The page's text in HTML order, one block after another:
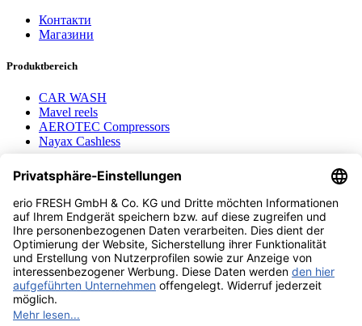
Контакти
Магазини
Produktbereich
CAR WASH
Mavel reels
AEROTEC Compressors
Nayax Cashless
erio FRESH GmbH & Co. KG
Stader Landstr. 7
28719 Bremen
+49 (0) 421 169 817 80